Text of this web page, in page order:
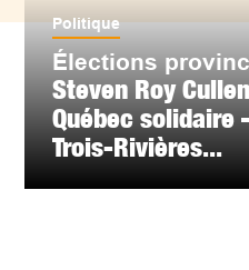
Politique
Élections
Steven Roy
Québec solidaire
Trois-Rivières...